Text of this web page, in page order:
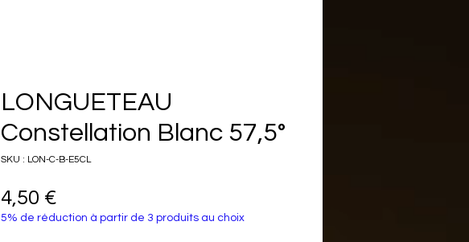
LONGUETEAU
Constellation Blanc 57,5°
SKU : LON-C-B-E5CL
4,50 €
5% de réduction à partir de 3 produits au choix